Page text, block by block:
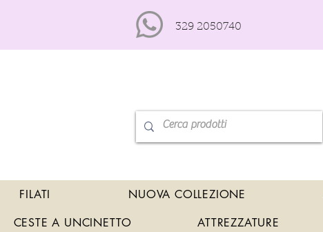
329 2050740
FILATI NUOVA COLLEZIONE
CESTE A UNCINETTO
ATTREZZATURE